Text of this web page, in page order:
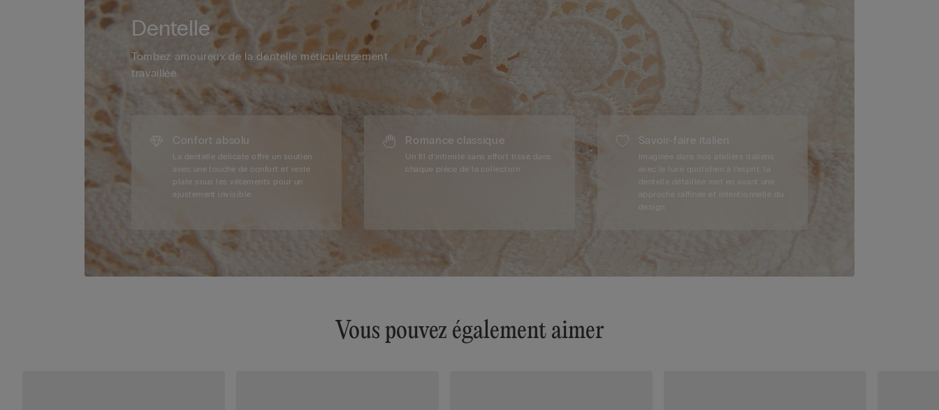
Dentelle
Tombez amoureux de la dentelle méticuleusement
travaillée.
Confort absolu
La dentelle délicate offre un soutien
avec une touche de confort et reste
plate sous les vêtements pour un
ajustement invisible.
Romance classique
Un fil d’intimité sans effort tissé dans
chaque pièce de la collection.
Savoir-faire italien
Imaginée dans nos ateliers italiens
avec le luxe quotidien à l’esprit, la
dentelle détaillée met en avant une
approche raffinée et intentionnelle du
design.
Vous pouvez également aimer